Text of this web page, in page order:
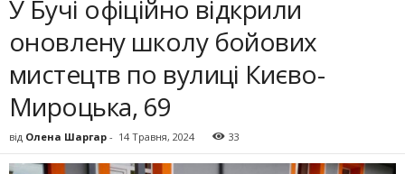
У Бучі офіційно відкрили
оновлену школу бойових
мистецтв по вулиці Києво-
Мироцька, 69
від Олена Шаргар - 14 Травня, 2024 33